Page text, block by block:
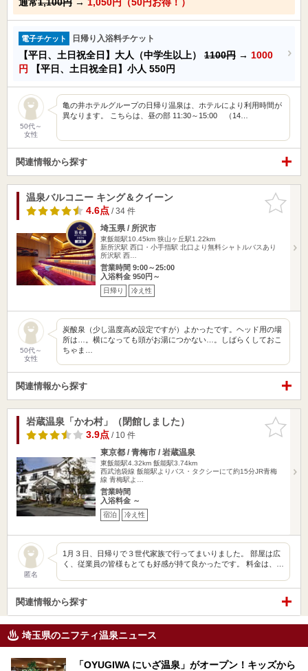
電子チケット 日帰り入浴料チケット
【平日、土日祝全日】大人（中学生以上） 1100円 → 1000
円
【平日、土日祝全日】小人 550円
50代～
女性
亀の井ホテルグループの日帰り温泉は、ホテルにより利用時間が
異なります。 こちらは、昼の部 11:30～15:00 （14…
関連情報から探す
お気に入
りに追加
温泉バルコニー キング＆クイーン
4.6点/ 34 件
埼玉県 / 所沢市
東飯能駅10.45km 狭山ヶ丘駅1.22km
新所沢駅 西口・小手指駅 北口より無料シャトルバスあり
所沢駅 西…
営業時間 9:00～25:00
入浴料金 950円～
日帰り 冷え性
50代～
女性
炭酸泉（少し温度高め設定ですが）よかったです。ヘッド用の場
所は…。横になっても頭がお湯につかない…。しばらくしておこ
ちゃま…
関連情報から探す
お気に入
りに追加
岩蔵温泉「かわ村」（閉館しました）
3.9点/ 10 件
東京都 / 青梅市 / 岩蔵温泉
東飯能駅4.32km 飯能駅3.74km
西武池袋線 飯能駅よりバス・タクシーにて約15分JR青梅
線 青梅駅よ…
営業時間
入浴料金 ～
宿泊 冷え性
匿名
1月３日、日帰りで３世代家族で行ってまいりました。 部屋は広
く、従業員の皆様もとても好感が持て良かったです。 料金は、…
関連情報から探す
埼玉県のニフティ温泉ニュース
「OYUGIWA にいざ温泉」がオープン！キッズから